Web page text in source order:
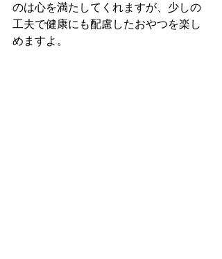
のは心を満たしてくれますが、少しの
工夫で健康にも配慮したおやつを楽し
めますよ。